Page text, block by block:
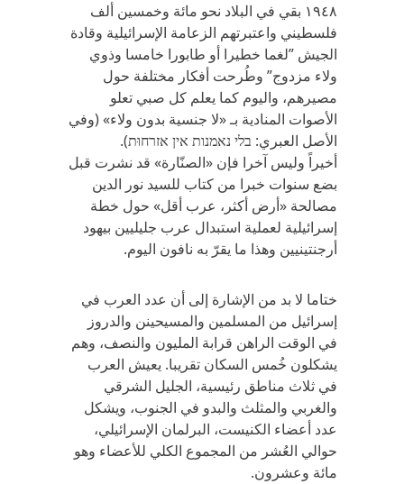
١٩٤٨ بقي في البلاد نحو مائة وخمسين ألف
فلسطيني واعتبرتهم الزعامة الإسرائيلية وقادة
الجيش ”لغما خطيرا أو طابورا خامسا وذوي
ولاء مزدوج” وطُرحت أفكار مختلفة حول
مصيرهم، واليوم كما يعلم كل صبي تعلو
الأصوات المنادية بـ «لا جنسية بدون ولاء» (وفي
الأصل العبري: בלי נאמנות אין אזרחוּת).
أخيراً وليس آخرا فإن «الصنّارة» قد نشرت قبل
بضع سنوات خبرا من كتاب للسيد نور الدين
مصالحة «أرض أكثر، عرب أقل» حول خطة
إسرائيلية لعملية استبدال عرب جليليين بيهود
أرجنتينيين وهذا ما يقرّ به نافون اليوم.
ختاما لا بد من الإشارة إلى أن عدد العرب في
إسرائيل من المسلمين والمسيحينن والدروز
في الوقت الراهن قرابة المليون والنصف، وهم
يشكلون خُمس السكان تقريبا. يعيش العرب
في ثلاث مناطق رئيسية، الجليل الشرقي
والغربي والمثلث والبدو في الجنوب، ويشكل
عدد أعضاء الكنيست، البرلمان الإسرائيلي،
حوالي العُشر من المجموع الكلي للأعضاء وهو
مائة وعشرون.